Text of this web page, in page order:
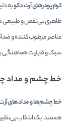
کرم پودرهای آرت دکوبه
ظاهری بی‌نقص و طبیعی
عناصر مرطوب‌کننده و
سبک و قابلیت هماهنگی با
خط چشم و مداد
خط چشم‌ها و مدادهای
هستند، یک انتخاب